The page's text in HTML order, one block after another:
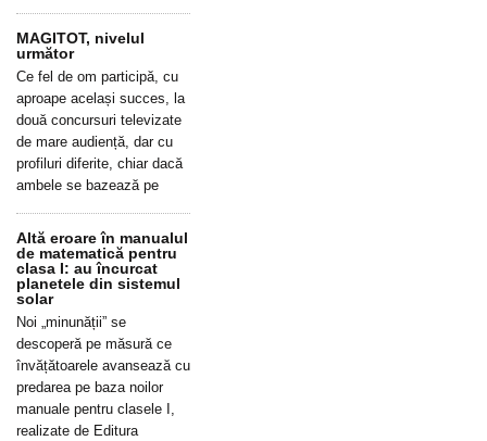
MAGITOT, nivelul
următor
Ce fel de om participă, cu
aproape același succes, la
două concursuri televizate
de mare audiență, dar cu
profiluri diferite, chiar dacă
ambele se bazează pe
Altă eroare în manualul
de matematică pentru
clasa I: au încurcat
planetele din sistemul
solar
Noi „minunății” se
descoperă pe măsură ce
învățătoarele avansează cu
predarea pe baza noilor
manuale pentru clasele I,
realizate de Editura